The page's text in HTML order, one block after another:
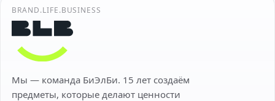
BRAND.LIFE.BUSINESS
Мы — команда БиЭлБи. 15 лет создаём
предметы, которые делают ценности